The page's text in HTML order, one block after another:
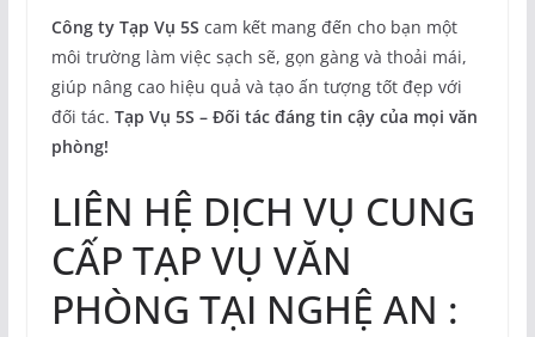
Công ty Tạp Vụ 5S cam kết mang đến cho bạn một
môi trường làm việc sạch sẽ, gọn gàng và thoải mái,
giúp nâng cao hiệu quả và tạo ấn tượng tốt đẹp với
đối tác. Tạp Vụ 5S – Đối tác đáng tin cậy của mọi văn
phòng!
LIÊN HỆ DỊCH VỤ CUNG
CẤP TẠP VỤ VĂN
PHÒNG TẠI NGHỆ AN :